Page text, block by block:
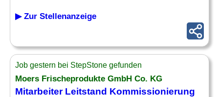
▶ Zur Stellenanzeige
Job gestern bei StepStone gefunden
Moers Frischeprodukte GmbH Co. KG
Mitarbeiter Leitstand Kommissionierung